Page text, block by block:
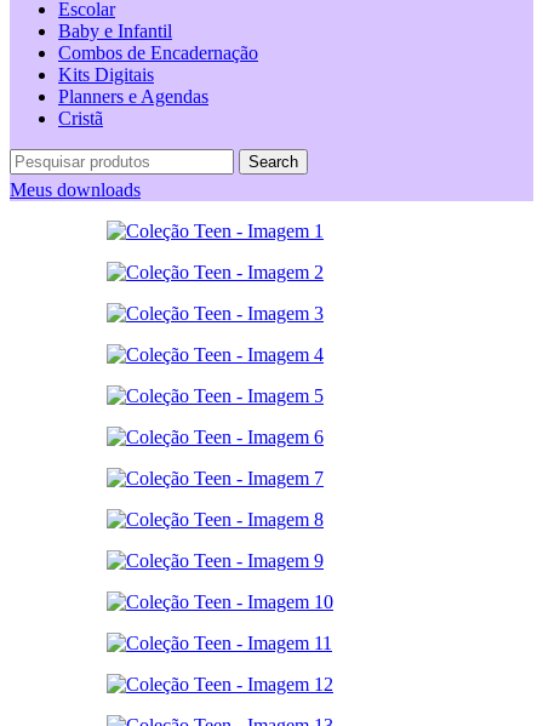
Escolar
Baby e Infantil
Combos de Encadernação
Kits Digitais
Planners e Agendas
Cristã
Search
Meus downloads